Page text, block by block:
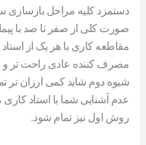
دستمزد کلیه مراحل بازسازی
صورت کلی از صفر تا صد با
مقاطعه کاری با هر یک از
مصرف کننده عادی راحت تر و
شیوه دوم شاید کمی ارزان تر
عدم آشنایی شما با استاد
روش اول نیز تمام شود.